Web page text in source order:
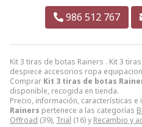
Kit 3 tiras de botas Rainers . Kit 3
despiece accesorios ropa
Comprar Kit 3 tiras de botas
disponible, recogida en tienda.
Precio, información, características e
Rainers pertenece a las categorías
Offroad (39), Trial (16) y Recambio y
986 512 767